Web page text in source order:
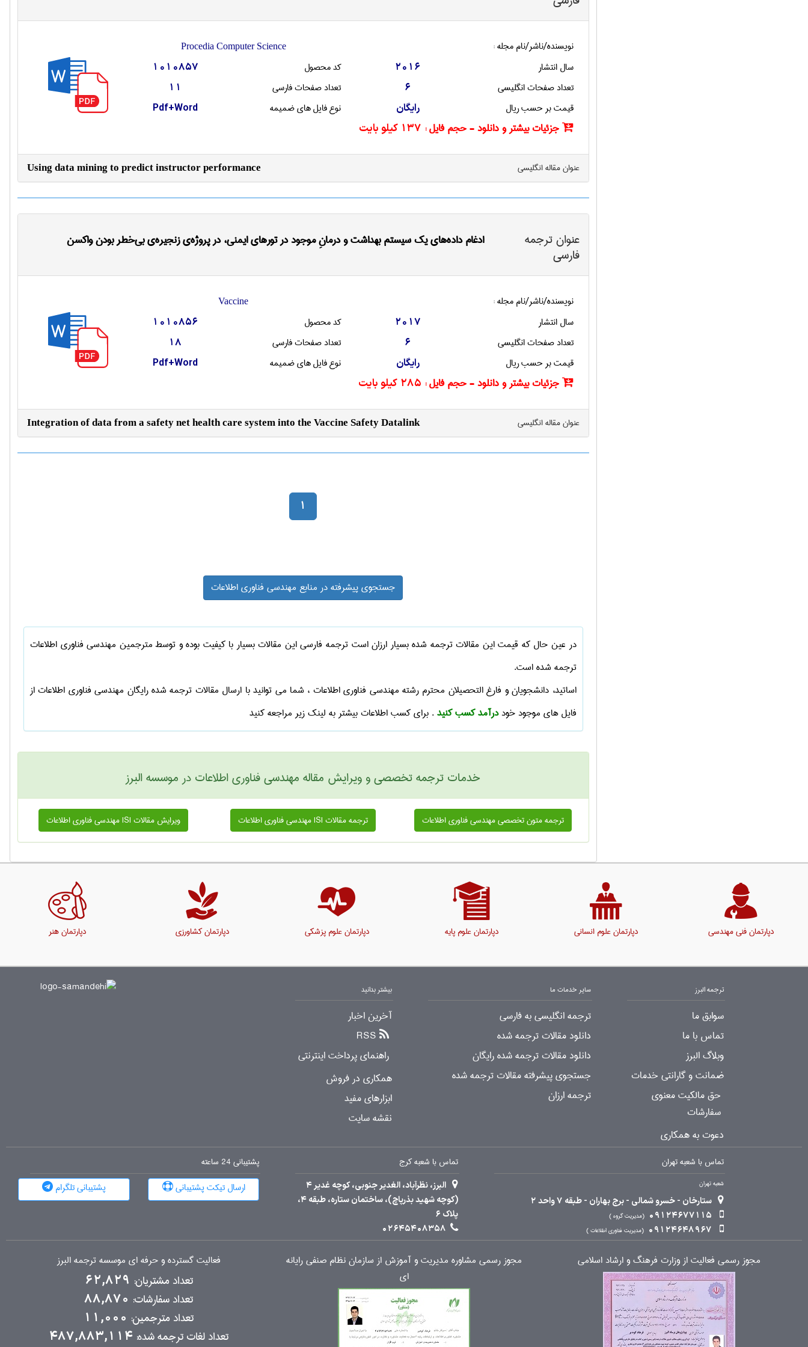
نویسنده/ناشر/نام مجله : Procedia Computer Science
سال انتشار 2016 کد محصول 1010857
تعداد صفحات انگليسی 6 تعداد صفحات فارسی 11
قیمت بر حسب ریال رایگان نوع فایل های ضمیمه Pdf+Word
جزئیات بیشتر و دانلود - حجم فایل : 137 کیلو بایت
عنوان مقاله انگليسی Using data mining to predict instructor performance
عنوان ترجمه
فارسی
ادغام داده‌های یک سیستم بهداشت و درمانِ موجود در تورهای ایمنی، در پروژه‌ی زنجیره‌ی بی‌خطر بودن واکسن
نویسنده/ناشر/نام مجله : Vaccine
سال انتشار 2017 کد محصول 1010856
تعداد صفحات انگليسی 6 تعداد صفحات فارسی 18
قیمت بر حسب ریال رایگان نوع فایل های ضمیمه Pdf+Word
جزئیات بیشتر و دانلود - حجم فایل : 285 کیلو بایت
عنوان مقاله انگليسی Integration of data from a safety net health care system into the Vaccine Safety Datalink
1
جستجوی پیشرفته در منابع مهندسی فناوری اطلاعات
در عین حال که قیمت این مقالات ترجمه شده بسیار ارزان است ترجمه فارسی این مقالات بسیار با کیفیت بوده و توسط مترجمین مهندسی فناوری اطلاعات
ترجمه شده است.
اساتید، دانشجویان و فارغ التحصیلان محترم رشته مهندسی فناوری اطلاعات ، شما می توانید با ارسال مقالات ترجمه شده رایگان مهندسی فناوری اطلاعاتاز
فایل های موجود خوددرآمد کسب کنید. برای کسب اطلاعات بیشتر به لینک زیر مراجعه کنید
خدمات ترجمه تخصصی و ویرایش مقاله مهندسی فناوری اطلاعات در موسسه البرز
ترجمه متون تخصصی مهندسی فناوری اطلاعات ترجمه مقالات ISI مهندسی فناوری اطلاعات ویرایش مقالات ISI مهندسی فناوری اطلاعات
دپارتمان فنی مهندسی دپارتمان علوم انسانی دپارتمان علوم پایه دپارتمان علوم پزشکی دپارتمان کشاورزی دپارتمان هنر
ترجمه البرز
سوابق ما
تماس با ما
وبلاگ البرز
ضمانت و گارانتی خدمات
حق مالکیت معنوی
سفارشات
دعوت به همکاری
سایر خدمات ما
ترجمه انگلیسی به فارسی
دانلود مقالات ترجمه شده
دانلود مقالات ترجمه شده رایگان
جستجوی پیشرفته مقالات ترجمه شده
ترجمه ارزان
بیشتر بدانید
آخرین اخبار
RSS
راهنمای پرداخت اینترنتی
همکاری در فروش
ابزارهای مفید
نقشه سایت
تماس با شعبه تهران
شعبه تهران
ستارخان - خسرو شمالی - برج بهاران - طبقه 7 واحد 2
09124677115
مدیریت گروه
09124648967 مدیریت فناوری اطلاعات
تماس با شعبه کرج
البرز، نظرآباد، الغدیر جنوبی، کوچه غدیر 4
(کوچه شهید بذرپاچ)، ساختمان ستاره، طبقه 4،
پلاک 6
02645408358
پشتیبانی 24 ساعته
ارسال تیکت پشتیبانی
پشتیبانی تلگرام
مجوز رسمی فعالیت از وزارت فرهنگ و ارشاد اسلامی
مجوز رسمی مشاوره مدیریت و آموزش از سازمان نظام صنفی رایانه
ای
فعالیت گسترده و حرفه ای موسسه ترجمه البرز
تعداد مشتریان: 62,829
تعداد سفارشات: 88,870
تعداد مترجمین: 11,000
تعداد لغات ترجمه شده: 487,883,114